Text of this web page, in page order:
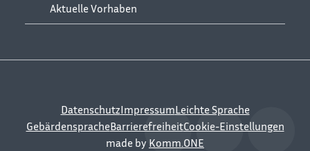
Aktuelle Vorhaben
DatenschutzImpressumLeichte Sprache
GebärdenspracheBarrierefreiheitCookie-Einstellungen
made by Komm.ONE